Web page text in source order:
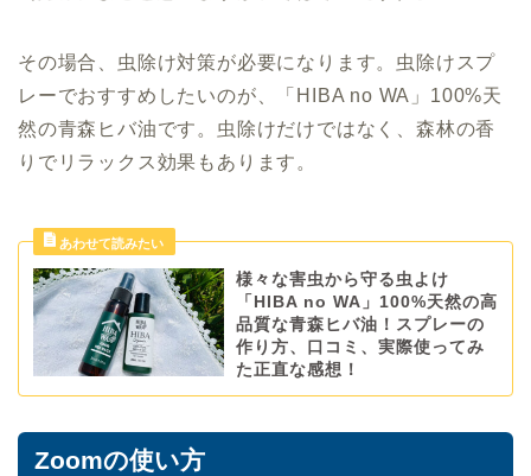
その場合、虫除け対策が必要になります。虫除けスプ
レーでおすすめしたいのが、「HIBA no WA」100%天
然の青森ヒバ油です。虫除けだけではなく、森林の香
りでリラックス効果もあります。
様々な害虫から守る虫よけ
「HIBA no WA」100%天然の高
品質な青森ヒバ油！スプレーの
作り方、口コミ、実際使ってみ
た正直な感想！
Zoomの使い方